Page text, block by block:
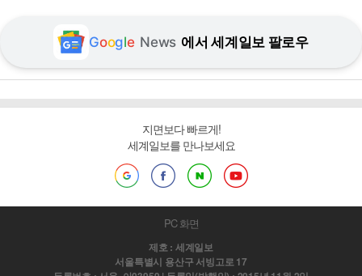
Google News 에서 세계일보 팔로우
지면보다 빠르게!
세계일보를 만나보세요
PC 화면
제호 : 세계일보
서울특별시 용산구 서빙고로 17